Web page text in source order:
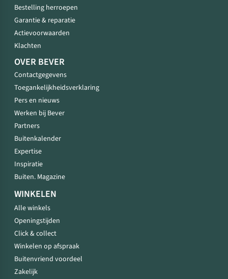
Bestelling herroepen
Garantie & reparatie
Actievoorwaarden
Klachten
OVER BEVER
Contactgegevens
Toegankelijkheidsverklaring
Pers en nieuws
Werken bij Bever
Partners
Buitenkalender
Expertise
Inspiratie
Buiten. Magazine
WINKELEN
Alle winkels
Openingstijden
Click & collect
Winkelen op afspraak
Buitenvriend voordeel
Zakelijk